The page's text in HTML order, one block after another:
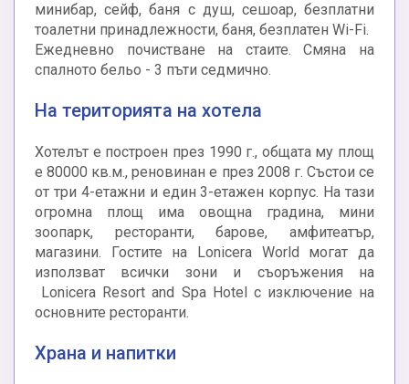
минибар, сейф, баня с душ, сешоар, безплатни
тоалетни принадлежности, баня, безплатен Wi-Fi.
Ежедневно почистване на стаите. Смяна на
спалното бельо - 3 пъти седмично.
На територията на хотела
Хотелът е построен през 1990 г., общата му площ
е 80000 кв.м., реновинан е през 2008 г. Състои се
от три 4-етажни и един 3-етажен корпус. На тази
огромна площ има овощна градина, мини
зоопарк, ресторанти, барове, амфитеатър,
магазини. Гостите на Lonicera World могат да
използват всички зони и съоръжения на
Lonicera Resort and Spa Hotel с изключение на
основните ресторанти.
Храна и напитки